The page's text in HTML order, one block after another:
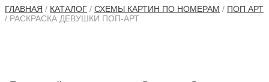
ГЛАВНАЯ / КАТАЛОГ / СХЕМЫ КАРТИН ПО НОМЕРАМ / ПОП АРТ
/ РАСКРАСКА ДЕВУШКИ ПОП-АРТ